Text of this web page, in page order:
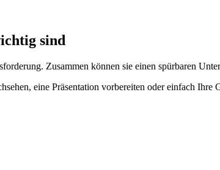
sind
Zusammen können sie einen spürbaren
eine Präsentation vorbereiten oder einfach